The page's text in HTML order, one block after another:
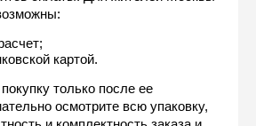
картой.
только после ее
осмотрите всю упаковку,